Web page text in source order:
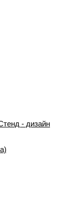
Стенд - дизайн